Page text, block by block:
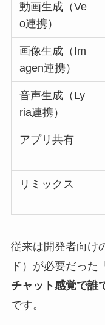
動画生成（Ve
o連携）
画像生成（Im
agen連携）
音声生成（Ly
ria連携）
アプリ共有
リミックス
従来は開発者向け
ド）が必要だった
チャット感覚で誰
です。